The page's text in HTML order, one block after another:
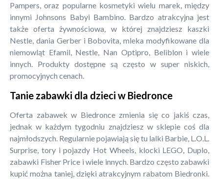
Pampers, oraz popularne kosmetyki wielu marek, między
innymi Johnsons Babyi Bambino. Bardzo atrakcyjna jest
także oferta żywnościowa, w której znajdziesz kaszki
Nestle, dania Gerber i Bobovita, mleka modyfikowane dla
niemowląt Efamil, Nestle, Nan Optipro, Beliblon i wiele
innych. Produkty dostępne są często w super niskich,
promocyjnych cenach.
Tanie zabawki dla dzieci w Biedronce
Oferta zabawek w Biedronce zmienia się co jakiś czas,
jednak w każdym tygodniu znajdziesz w sklepie coś dla
najmłodszych. Regularnie pojawiają się tu lalki Barbie, L.O.L.
Surprise, tory i pojazdy Hot Wheels, klocki LEGO, Duplo,
zabawki Fisher Price i wiele innych. Bardzo często zabawki
kupić można taniej, dzięki atrakcyjnym rabatom Biedronki.